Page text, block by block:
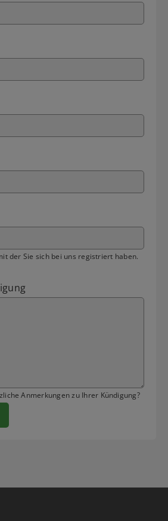
der Sie sich bei uns registriert haben.
Anmerkungen zu Ihrer Kündigung?